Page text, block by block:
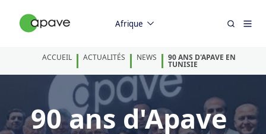
Afrique
ACCUEIL ACTUALITÉS NEWS 90 ANS D'APAVE EN
TUNISIE
90 ans d'Apave